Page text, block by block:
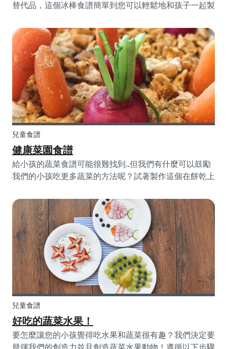
替代品，這個冰棒食譜簡單到您可以輕鬆地和孩子一起製
果或不同口味的果醬來客製化冰棒。今年夏天保持涼爽，
並與您的孩子們一起製作這種令人耳目一新的甜點，盡情
享受吧！
兒童食譜
健康菜園食譜
給小孩的蔬菜食譜可能很難找到..但我們有什麼可以鼓勵
我們的小孩吃更多蔬菜的方法呢？試著製作這個在餅乾上
們使用他們的創造力及想像力。您也可以客製菜園並且用
您或您的小孩最喜歡的蔬菜來代替食譜中的原料。 往下
看來瞭解如何開始！
兒童食譜
好吃的蔬菜水果！
要怎麼讓您的小孩覺得吃水果和蔬菜很有趣？我們決定要